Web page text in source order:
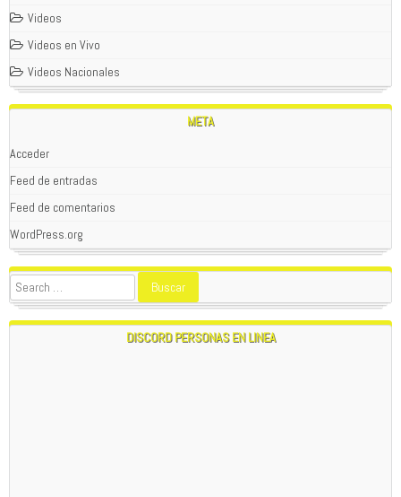
Videos
Videos en Vivo
Videos Nacionales
META
Acceder
Feed de entradas
Feed de comentarios
WordPress.org
DISCORD PERSONAS EN LINEA